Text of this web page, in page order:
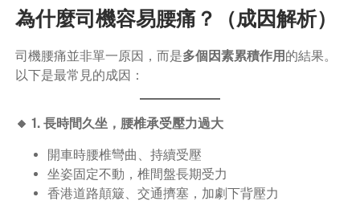
為什麼司機容易腰痛？（成因解析）
司機腰痛並非單一原因，而是多個因素累積作用 的結果。
以下是最常見的成因：
🔸 1. 長時間久坐，腰椎承受壓力過大
開車時腰椎彎曲、持續受壓
坐姿固定不動，椎間盤長期受力
香港道路顛簸、交通擠塞，加劇下背壓力